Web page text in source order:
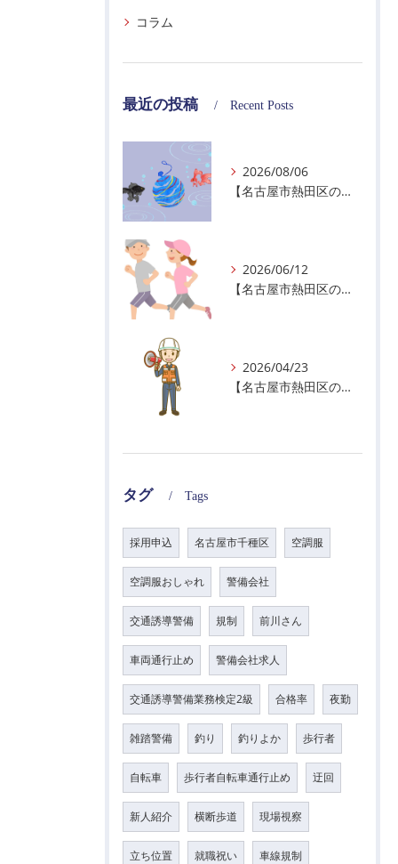
コラム
最近の投稿 Recent Posts
2026/08/06
【名古屋市熱田区の警備会社】夏季休業のお知らせ
2026/06/12
【名古屋市熱田区の警備会社】暑熱順化で熱中症対策を！
2026/04/23
【名古屋市熱田区の警備会社】GWの面接状況について！
タグ Tags
採用申込 名古屋市千種区 空調服
空調服おしゃれ 警備会社
交通誘導警備 規制 前川さん
車両通行止め 警備会社求人
交通誘導警備業務検定2級 合格率 夜勤
雑踏警備 釣り 釣りよか 歩行者
自転車 歩行者自転車通行止め 迂回
新人紹介 横断歩道 現場視察
立ち位置 就職祝い 車線規制